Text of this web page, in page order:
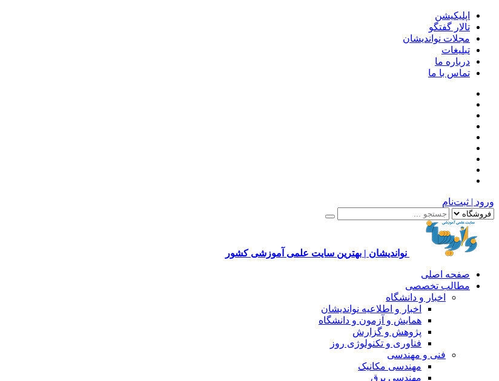
اپلیکیشن
تالار گفتگو
مجلات نواندیشان
تبلیغات
درباره ما
تماس با ما
ورود | ثبت‌نام
نواندیشان | بهترین سایت علمی آموزشی کشور
صفحه اصلی
مطالب تخصصی
اخبار و دانشگاه
اخبار و اطلاعیه نواندیشان
همایش و آزمون و دانشگاه
پژوهش و گزارش
فناوری و تکنولوژی روز
فنی و مهندسی
مهندسی مکانیک
مهندسی برق